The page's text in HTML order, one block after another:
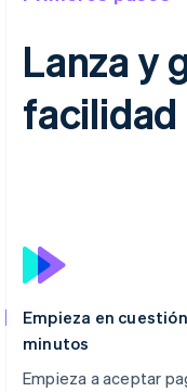
Lanza y
facilidad
Empieza en
minutos
Empieza a aceptar